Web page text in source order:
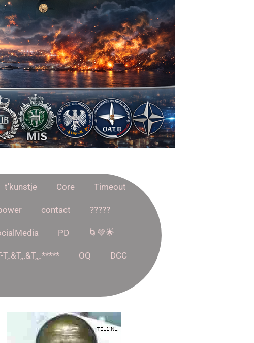
t'kunstje Core Timeout
contact ?????
PD 🌀💚🌟
OQ DCC